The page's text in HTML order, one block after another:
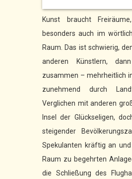
Kunst braucht
besonders auch im
Raum. Das ist schwierig,
anderen Künstlern,
zusammen – mehrheitlich
zunehmend durch
Verglichen mit anderen
Insel der Glückseligen,
steigender
Spekulanten kräftig an
Raum zu begehrten
die Schließung des